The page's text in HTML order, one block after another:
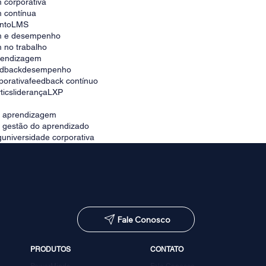
contínua
LMS
e desempenho
no trabalho
desempenho
feedback contínuo
liderançaLXP
do aprendizado
universidade corporativa
Fale Conosco
PRODUTOS
CONTATO